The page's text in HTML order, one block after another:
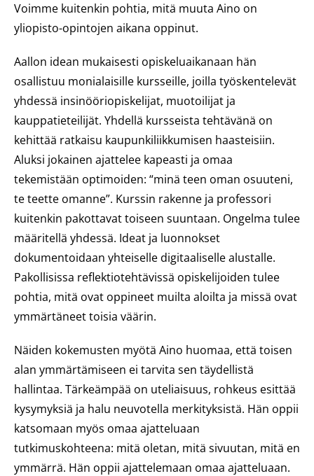
Voimme kuitenkin pohtia, mitä muuta Aino on
yliopisto-opintojen aikana oppinut.
Aallon idean mukaisesti opiskeluaikanaan hän
osallistuu monialaisille kursseille, joilla työskentelevät
yhdessä insinööriopiskelijat, muotoilijat ja
kauppatieteilijät. Yhdellä kursseista tehtävänä on
kehittää ratkaisu kaupunkiliikkumisen haasteisiin.
Aluksi jokainen ajattelee kapeasti ja omaa
tekemistään optimoiden: “minä teen oman osuuteni,
te teette omanne”. Kurssin rakenne ja professori
kuitenkin pakottavat toiseen suuntaan. Ongelma tulee
määritellä yhdessä. Ideat ja luonnokset
dokumentoidaan yhteiselle digitaaliselle alustalle.
Pakollisissa reflektiotehtävissä opiskelijoiden tulee
pohtia, mitä ovat oppineet muilta aloilta ja missä ovat
ymmärtäneet toisia väärin.
Näiden kokemusten myötä Aino huomaa, että toisen
alan ymmärtämiseen ei tarvita sen täydellistä
hallintaa. Tärkeämpää on uteliaisuus, rohkeus esittää
kysymyksiä ja halu neuvotella merkityksistä. Hän oppii
katsomaan myös omaa ajatteluaan
tutkimuskohteena: mitä oletan, mitä sivuutan, mitä en
ymmärrä. Hän oppii ajattelemaan omaa ajatteluaan.